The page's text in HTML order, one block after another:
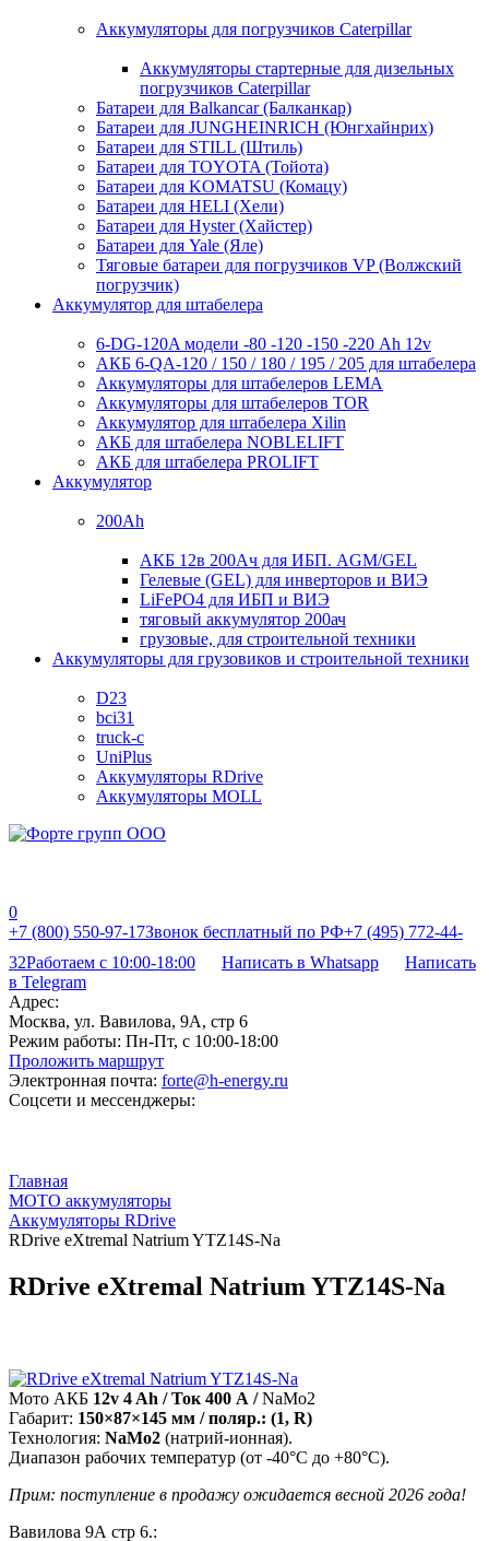
Аккумуляторы для погрузчиков Caterpillar
Аккумуляторы стартерные для дизельных
погрузчиков Caterpillar
Батареи для Balkancar (Балканкар)
Батареи для JUNGHEINRICH (Юнгхайнрих)
Батареи для STILL (Штиль)
Батареи для TOYOTA (Тойота)
Батареи для KOMATSU (Комацу)
Батареи для HELI (Хели)
Батареи для Hyster (Хайстер)
Батареи для Yale (Яле)
Тяговые батареи для погрузчиков VP (Волжский
погрузчик)
Аккумулятор для штабелера
6-DG-120A модели -80 -120 -150 -220 Ah 12v
АКБ 6-QA-120 / 150 / 180 / 195 / 205 для штабелера
Аккумуляторы для штабелеров LEMA
Аккумуляторы для штабелеров TOR
Аккумулятор для штабелера Xilin
АКБ для штабелера NOBLELIFT
АКБ для штабелера PROLIFT
Аккумулятор
200Ah
АКБ 12в 200Ач для ИБП. AGM/GEL
Гелевые (GEL) для инверторов и ВИЭ
LiFePO4 для ИБП и ВИЭ
тяговый аккумулятор 200ач
грузовые, для строительной техники
Аккумуляторы для грузовиков и строительной техники
D23
bci31
truck-c
UniPlus
Аккумуляторы RDrive
Аккумуляторы MOLL
0
+7 (800) 550-97-17Звонок бесплатный по РФ+7 (495) 772-44-
32Работаем с 10:00-18:00 Написать в Whatsapp
Написать
в Telegram
Адрес:
Москва, ул. Вавилова, 9А, стр 6
Режим работы: Пн-Пт, с 10:00-18:00
Проложить маршрут
Электронная почта: forte@h-energy.ru
Соцсети и мессенджеры:
Главная
МОТО аккумуляторы
Аккумуляторы RDrive
RDrive eXtremal Natrium YTZ14S-Na
RDrive eXtremal Natrium YTZ14S-Na
Мото АКБ 12v 4 Ah / Ток 400 А /NaMo2
Габарит: 150×87×145 мм / поляр.: (1, R)
Технология: NaMo2 (натрий-ионная).
Диапазон рабочих температур (от -40°С до +80°С).
Прим: поступление в продажу ожидается весной 2026 года!
Вавилова 9А стр 6.: